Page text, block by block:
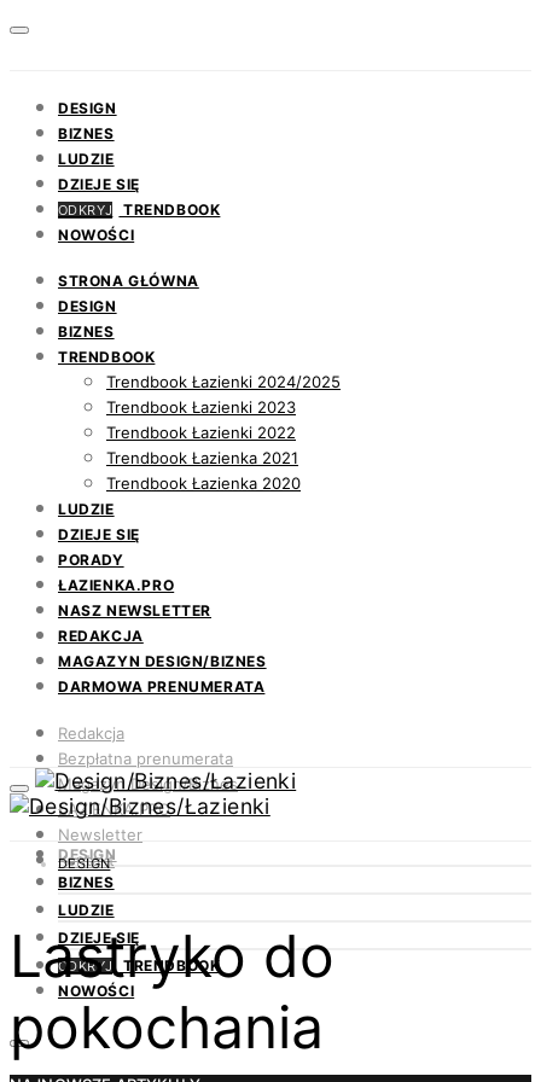
DESIGN
BIZNES
LUDZIE
DZIEJE SIĘ
ODKRYJ
TRENDBOOK
NOWOŚCI
STRONA GŁÓWNA
DESIGN
BIZNES
TRENDBOOK
Trendbook Łazienki 2024/2025
Trendbook Łazienki 2023
Trendbook Łazienki 2022
Trendbook Łazienka 2021
Trendbook Łazienka 2020
LUDZIE
DZIEJE SIĘ
PORADY
ŁAZIENKA.PRO
NASZ NEWSLETTER
REDAKCJA
MAGAZYN DESIGN/BIZNES
DARMOWA PRENUMERATA
Redakcja
Bezpłatna prenumerata
Magazyn Design/Biznes
ŁAZIENKA.PRO
Newsletter
Kontakt
DESIGN
BIZNES
LUDZIE
DZIEJE SIĘ
ODKRYJ
TRENDBOOK
NOWOŚCI
DESIGN
Lastryko do
pokochania